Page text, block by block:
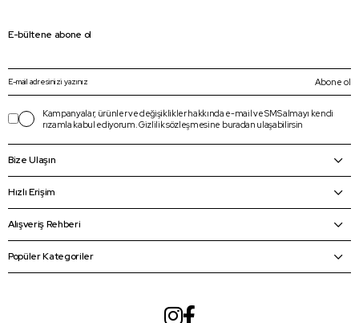
E-bültene abone ol
Abone ol
Kampanyalar, ürünler ve değişiklikler hakkında e-mail ve SMS almayı kendi
rızamla kabul ediyorum. Gizlilik sözleşmesine buradan ulaşabilirsin
Bize Ulaşın
Hızlı Erişim
Alışveriş Rehberi
Popüler Kategoriler